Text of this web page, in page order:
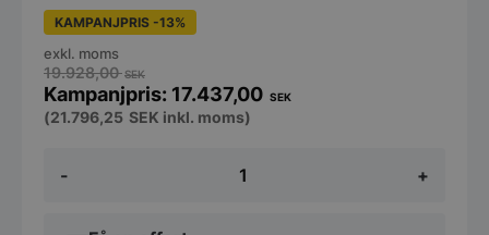
- +
KAMPANJPRIS -13%
19.928,00SEK
17.437,00 SEK
exkl. moms
(21.796,25 SEK inkl. moms)